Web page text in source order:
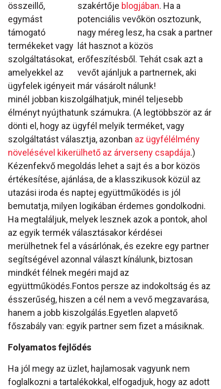
szakértője blogjában. Ha a
potenciális vevőkön osztozunk,
nagy méreg lesz, ha csak a partner
lát hasznot a közös
erőfeszítésből. Tehát csak azt a
vevőt ajánljuk a partnernek, aki
már vásárolt nálunk!
összeillő,
egymást
támogató
termékeket vagy
szolgáltatásokat,
amelyekkel az
ügyfelek igényeit
minél jobban kiszolgálhatjuk, minél teljesebb
élményt nyújthatunk számukra. (A legtöbbször az ár
dönti el, hogy az ügyfél melyik terméket, vagy
szolgáltatást választja, azonban az ügyfélélmény
növelésével kikerülhető az árverseny csapdája.)
Kézenfekvő megoldás lehet a sajt és a bor közös
értékesítése, ajánlása, de a klasszikusok közül az
utazási iroda és naptej együttműködés is jól
bemutatja, milyen logikában érdemes gondolkodni.
Ha megtaláljuk, melyek lesznek azok a pontok, ahol
az egyik termék választásakor kérdései
merülhetnek fel a vásárlónak, és ezekre egy partner
segítségével azonnal választ kínálunk, biztosan
mindkét félnek megéri majd az
együttműködés.Fontos persze az indokoltság és az
ésszerűség, hiszen a cél nem a vevő megzavarása,
hanem a jobb kiszolgálás.Egyetlen alapvető
főszabály van: egyik partner sem fizet a másiknak.
Folyamatos fejlődés
Ha jól megy az üzlet, hajlamosak vagyunk nem
foglalkozni a tartalékokkal, elfogadjuk, hogy az adott